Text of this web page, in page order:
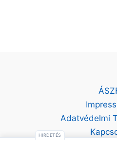
Adatvédelmi
HIRDETÉS